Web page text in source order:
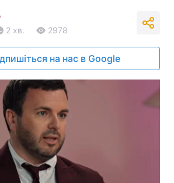
2 хв. 2978
на нас в Google